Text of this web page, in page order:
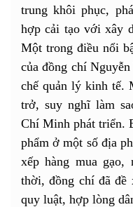
trung khôi phục,
hợp cải tạo với xây
Một trong điều nổi
của đồng chí
chế quản lý kinh tế.
trở, suy nghĩ làm
Chí Minh phát triển.
phẩm ở một số địa
xếp hàng mua
thời, đồng chí đã đề
quy luật, hợp lòng